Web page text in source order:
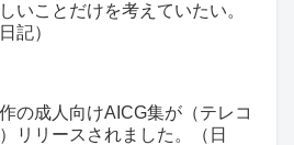
いことだけを考えていたい。
日記）
の成人向けAICG集が（テレコ
リリースされました。（日